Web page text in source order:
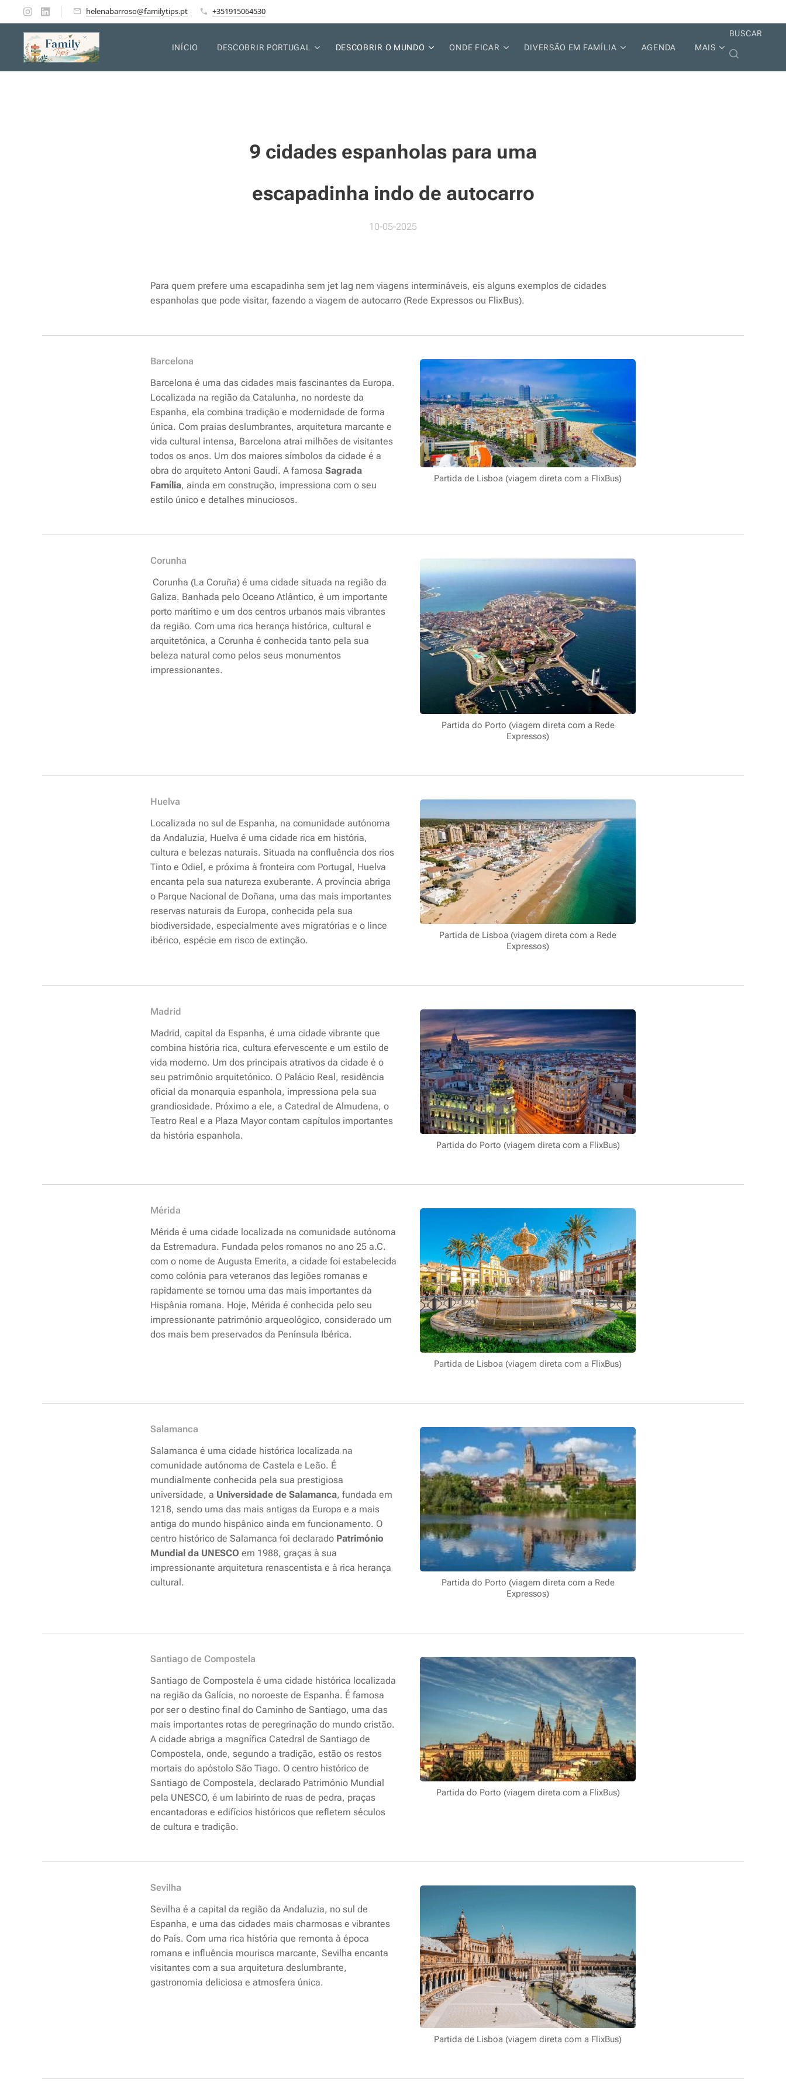
helenabarroso@familytips.pt +351915064530
INÍCIO DESCOBRIR PORTUGAL DESCOBRIR O MUNDO ONDE FICAR DIVERSÃO EM FAMÍLIA AGENDA MAIS
BUSCAR
9 cidades espanholas para uma
escapadinha indo de autocarro
10-05-2025
Para quem prefere uma escapadinha sem jet lag nem viagens intermináveis, eis alguns exemplos de cidades
espanholas que pode visitar, fazendo a viagem de autocarro (Rede Expressos ou FlixBus).
Partida de Lisboa (viagem direta com a FlixBus)
Barcelona
Barcelona é uma das cidades mais fascinantes da Europa.
Localizada na região da Catalunha, no nordeste da
Espanha, ela combina tradição e modernidade de forma
única. Com praias deslumbrantes, arquitetura marcante e
vida cultural intensa, Barcelona atrai milhões de visitantes
todos os anos. Um dos maiores símbolos da cidade é a
obra do arquiteto Antoni Gaudí. A famosa Sagrada
Família, ainda em construção, impressiona com o seu
estilo único e detalhes minuciosos.
Partida do Porto (viagem direta com a Rede
Expressos)
Corunha
Corunha (La Coruña) é uma cidade situada na região da
Galiza. Banhada pelo Oceano Atlântico, é um importante
porto marítimo e um dos centros urbanos mais vibrantes
da região. Com uma rica herança histórica, cultural e
arquitetónica, a Corunha é conhecida tanto pela sua
beleza natural como pelos seus monumentos
impressionantes.
Partida de Lisboa (viagem direta com a Rede
Expressos)
Huelva
Localizada no sul de Espanha, na comunidade autónoma
da Andaluzia, Huelva é uma cidade rica em história,
cultura e belezas naturais. Situada na confluência dos rios
Tinto e Odiel, e próxima à fronteira com Portugal, Huelva
encanta pela sua natureza exuberante. A província abriga
o Parque Nacional de Doñana, uma das mais importantes
reservas naturais da Europa, conhecida pela sua
biodiversidade, especialmente aves migratórias e o lince
ibérico, espécie em risco de extinção.
Partida do Porto (viagem direta com a FlixBus)
Madrid
Madrid, capital da Espanha, é uma cidade vibrante que
combina história rica, cultura efervescente e um estilo de
vida moderno. Um dos principais atrativos da cidade é o
seu patrimônio arquitetónico. O Palácio Real, residência
oficial da monarquia espanhola, impressiona pela sua
grandiosidade. Próximo a ele, a Catedral de Almudena, o
Teatro Real e a Plaza Mayor contam capítulos importantes
da história espanhola.
Partida de Lisboa (viagem direta com a FlixBus)
Mérida
Mérida é uma cidade localizada na comunidade autónoma
da Estremadura. Fundada pelos romanos no ano 25 a.C.
com o nome de Augusta Emerita, a cidade foi estabelecida
como colónia para veteranos das legiões romanas e
rapidamente se tornou uma das mais importantes da
Hispânia romana. Hoje, Mérida é conhecida pelo seu
impressionante património arqueológico, considerado um
dos mais bem preservados da Península Ibérica.
Partida do Porto (viagem direta com a Rede
Expressos)
Salamanca
Salamanca é uma cidade histórica localizada na
comunidade autónoma de Castela e Leão. É
mundialmente conhecida pela sua prestigiosa
universidade, a Universidade de Salamanca, fundada em
1218, sendo uma das mais antigas da Europa e a mais
antiga do mundo hispânico ainda em funcionamento. O
centro histórico de Salamanca foi declarado Património
Mundial da UNESCO em 1988, graças à sua
impressionante arquitetura renascentista e à rica herança
cultural.
Partida do Porto (viagem direta com a FlixBus)
Santiago de Compostela
Santiago de Compostela é uma cidade histórica localizada
na região da Galícia, no noroeste de Espanha. É famosa
por ser o destino final do Caminho de Santiago, uma das
mais importantes rotas de peregrinação do mundo cristão.
A cidade abriga a magnífica Catedral de Santiago de
Compostela, onde, segundo a tradição, estão os restos
mortais do apóstolo São Tiago. O centro histórico de
Santiago de Compostela, declarado Património Mundial
pela UNESCO, é um labirinto de ruas de pedra, praças
encantadoras e edifícios históricos que refletem séculos
de cultura e tradição.
Partida de Lisboa (viagem direta com a FlixBus)
Sevilha
Sevilha é a capital da região da Andaluzia, no sul de
Espanha, e uma das cidades mais charmosas e vibrantes
do País. Com uma rica história que remonta à época
romana e influência mourisca marcante, Sevilha encanta
visitantes com a sua arquitetura deslumbrante,
gastronomia deliciosa e atmosfera única.